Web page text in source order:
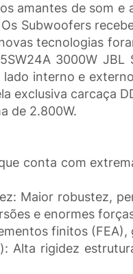
amantes de som
Subwoofers
tecnologias
3000W
interno e
exclusiva carcaça
de 2.800W.
conta com
Maior robustez,
e enormes
finitos (FEA),
Alta rigidez